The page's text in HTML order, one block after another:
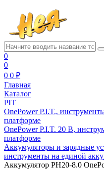
0
0
0 0 ₽
Главная
Каталог
PIT
OnePower P.I.T.,
платформе
OnePower P.I.T. 20 В,
платформе
Аккумуляторы и зарядные
инструменты на единой
Аккумулятор PH20-8.0